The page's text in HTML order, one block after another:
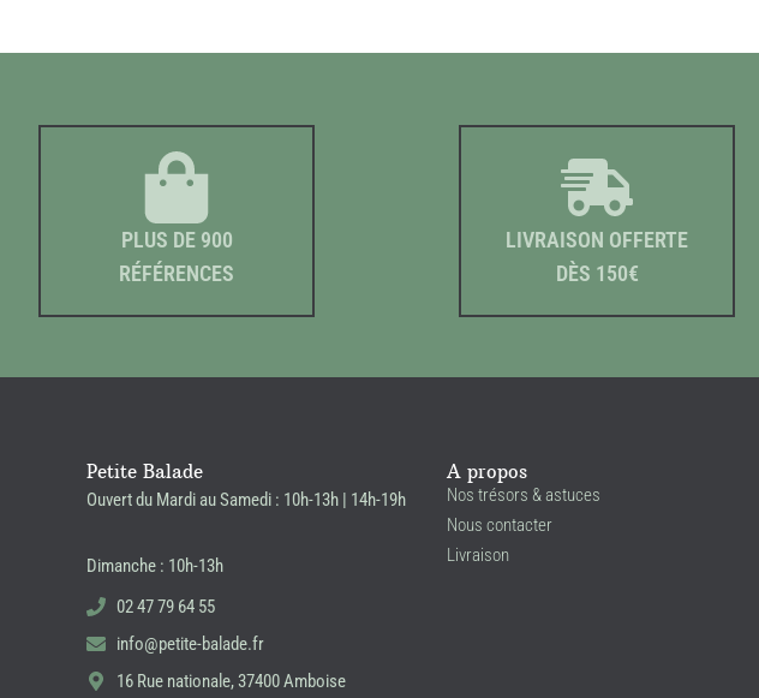
PLUS DE 900
RÉFÉRENCES
LIVRAISON OFFERTE
DÈS 150€
Petite Balade
Ouvert du Mardi au Samedi : 10h-13h | 14h-19h
Dimanche : 10h-13h
02 47 79 64 55
info@petite-balade.fr
16 Rue nationale, 37400 Amboise
A propos
Nos trésors & astuces
Nous contacter
Livraison